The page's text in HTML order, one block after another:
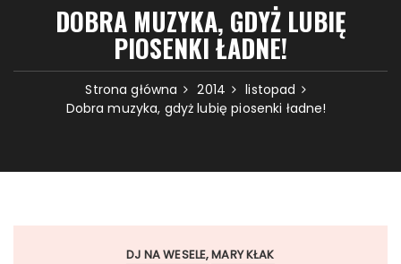
DOBRA MUZYKA, GDYŻ LUBIĘ
PIOSENKI ŁADNE!
Strona główna 2014
listopad
Dobra muzyka, gdyż lubię piosenki ładne!
DJ NA WESELE MARY KŁAK